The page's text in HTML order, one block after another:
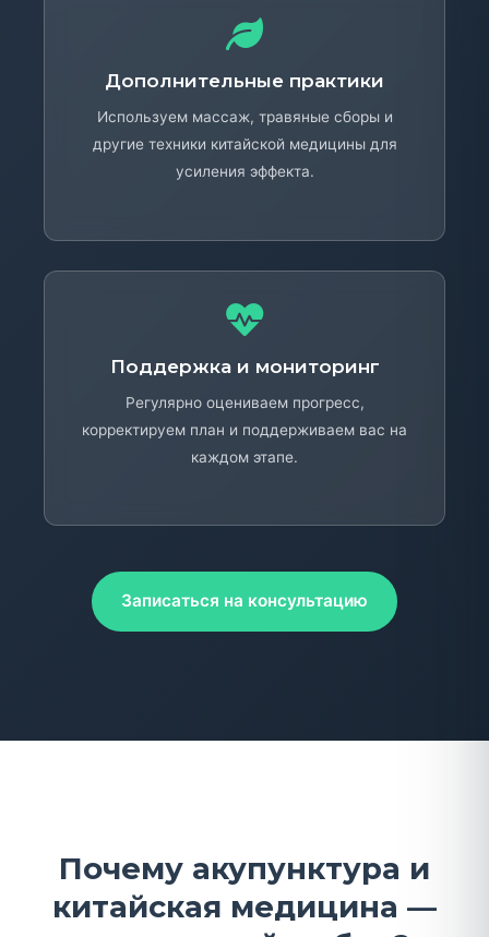
Дополнительные практики
Используем массаж, травяные сборы и
другие техники китайской медицины для
усиления эффекта.
Поддержка и мониторинг
Регулярно оцениваем прогресс,
корректируем план и поддерживаем вас на
каждом этапе.
Записаться на консультацию
Почему акупунктура и
китайская медицина —